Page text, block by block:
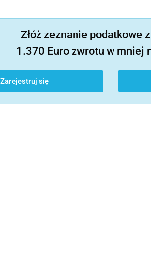
Złóż zeznanie podatkowe
1.370 Euro zwrotu w mniej
Zarejestruj się